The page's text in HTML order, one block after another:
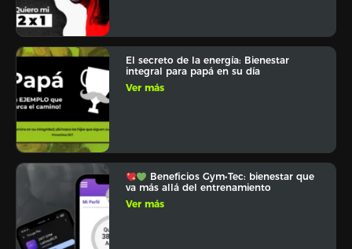
El secreto de la energía: Bienestar
integral para papá en su día
Ver más
Beneficios Gym•Tec: bienestar que
va más allá del entrenamiento
Ver más